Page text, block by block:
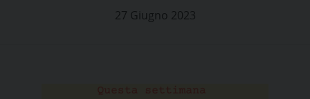
27 Giugno 2023